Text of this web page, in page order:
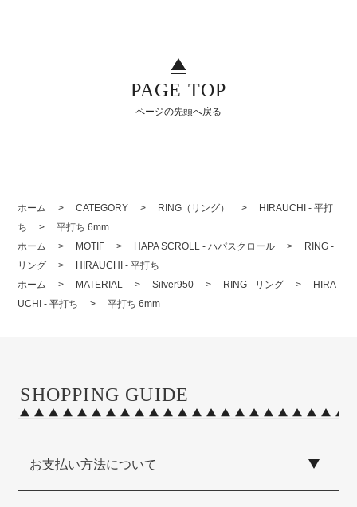
PAGE TOP
ページの先頭へ戻る
ホーム >CATEGORY > RING（リング） > HIRAUCHI - 平打
ち >平打ち 6mm
ホーム > MOTIF > HAPA SCROLL - ハパスクロール > RING -
リング > HIRAUCHI - 平打ち
ホーム > MATERIAL >Silver950 > RING - リング > HIRA
UCHI - 平打ち >平打ち 6mm
SHOPPING GUIDE
お支払い方法について